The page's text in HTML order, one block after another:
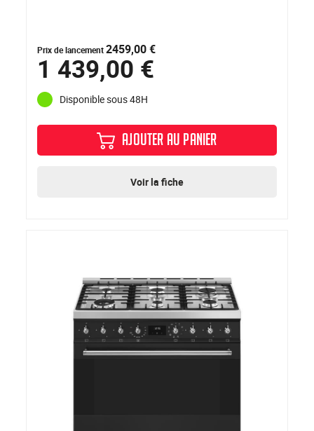
Prix de lancement2459,00 €
1 439,00 €
Disponible sous 48H
AJOUTER AU PANIER
Voir la fiche